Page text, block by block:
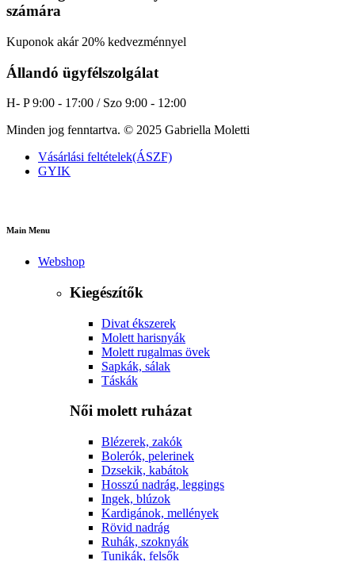
számára
Kuponok akár 20% kedvezménnyel
Állandó ügyfélszolgálat
H- P 9:00 - 17:00 / Szo 9:00 - 12:00
Minden jog fenntartva. © 2025 Gabriella Moletti
Vásárlási feltételek(ÁSZF)
GYIK
Main Menu
Webshop
Kiegészítők
Divat ékszerek
Molett harisnyák
Molett rugalmas övek
Sapkák, sálak
Táskák
Női molett ruházat
Blézerek, zakók
Bolerók, pelerinek
Dzsekik, kabátok
Hosszú nadrág, leggings
Ingek, blúzok
Kardigánok, mellények
Rövid nadrág
Ruhák, szoknyák
Tunikák, felsők